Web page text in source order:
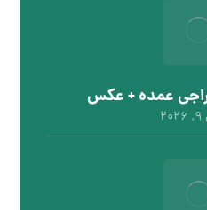
عمده + عکس